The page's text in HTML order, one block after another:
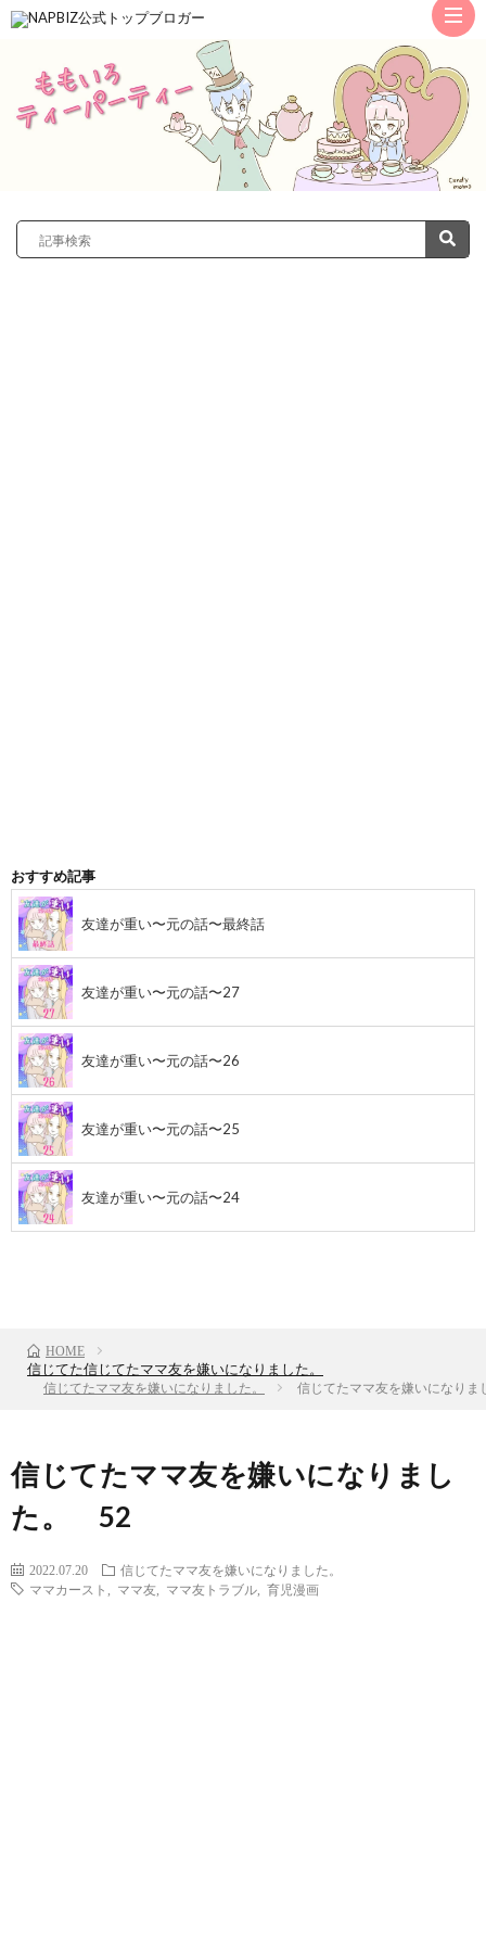
ト
ッ
プ
サ
レ
おすすめ記事
友達が重い〜元の話〜最終話
友達が重い〜元の話〜27
友達が重い〜元の話〜26
友達が重い〜元の話〜25
友達が重い〜元の話〜24
HOME
信じてた信じてたママ友を嫌いになりました。
信じてたママ友を嫌いになりました。 信じてたママ友を嫌いになり
信じてたママ友を嫌いになりまし
た。 52
2022.07.20
信じてたママ友を嫌いになりました。
ママカースト
ママ友 ママ友トラブル 育児漫画